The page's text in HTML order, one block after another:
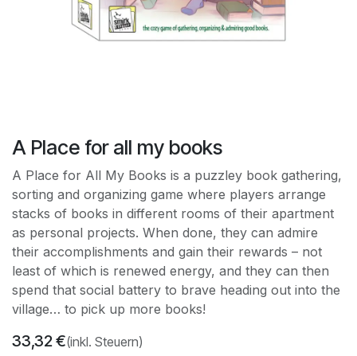
A Place for all my books
A Place for All My Books is a puzzley book gathering,
sorting and organizing game where players arrange
stacks of books in different rooms of their apartment
as personal projects. When done, they can admire
their accomplishments and gain their rewards – not
least of which is renewed energy, and they can then
spend that social battery to brave heading out into the
village… to pick up more books!
33,32€(inkl. Steuern)